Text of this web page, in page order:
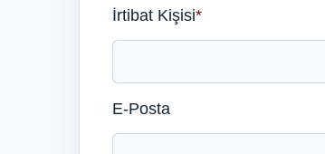
İrtibat Kişisi*
E-Posta